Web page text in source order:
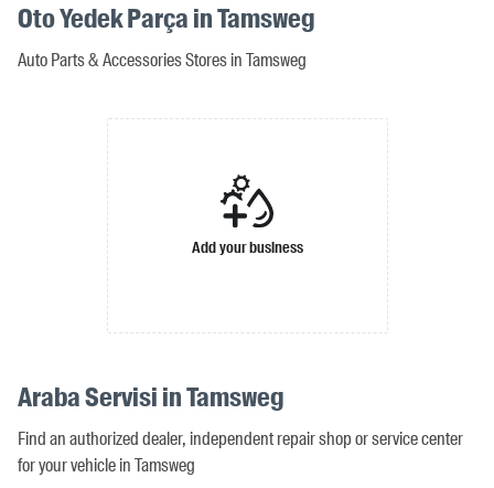
Oto Yedek Parça in Tamsweg
Auto Parts & Accessories Stores in Tamsweg
Add your business
Araba Servisi in Tamsweg
Find an authorized dealer, independent repair shop or service center
for your vehicle in Tamsweg